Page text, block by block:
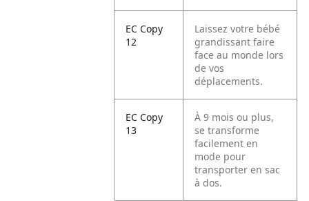
EC Copy
12
Laissez votre bébé
grandissant faire
face au monde lors
de vos
déplacements.
EC Copy
13
À 9 mois ou plus,
se transforme
facilement en
mode pour
transporter en sac
à dos.